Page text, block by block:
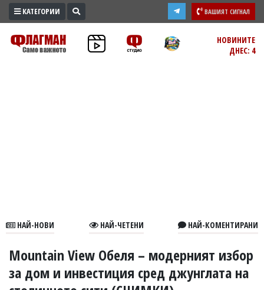
ПРОМО
ЗОНА
В
УКРАЙНА
СПОРТ
КАТЕГОРИИ ВАШИЯТ СИГНАЛ
НОВИНИТЕ
ДНЕС: 4
НАЙ-НОВИ НАЙ-ЧЕТЕНИ НАЙ-КОМЕНТИРАНИ
Mountain View Обеля – модерният избор
за дом и инвестиция сред джунглата на